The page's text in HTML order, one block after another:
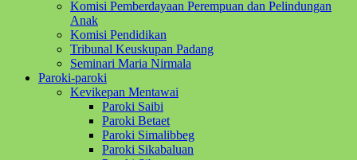
Komisi Pemberdayaan Perempuan dan Pelindungan
Anak
Komisi Pendidikan
Tribunal Keuskupan Padang
Seminari Maria Nirmala
Paroki-paroki
Kevikepan Mentawai
Paroki Saibi
Paroki Betaet
Paroki Simalibbeg
Paroki Sikabaluan